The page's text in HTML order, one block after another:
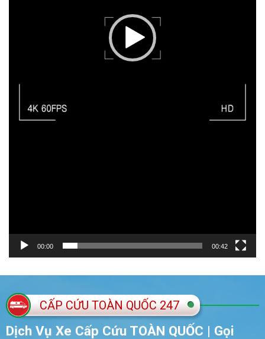
00:00 00:42
CẤP CỨU TOÀN QUỐC 247
Dịch Vụ Xe Cấp Cứu TOÀN QUỐC | Gọi